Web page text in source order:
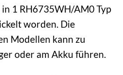
1 RH6735WH/AM0 Typ
worden. Die
Modellen kann zu
oder am Akku führen.